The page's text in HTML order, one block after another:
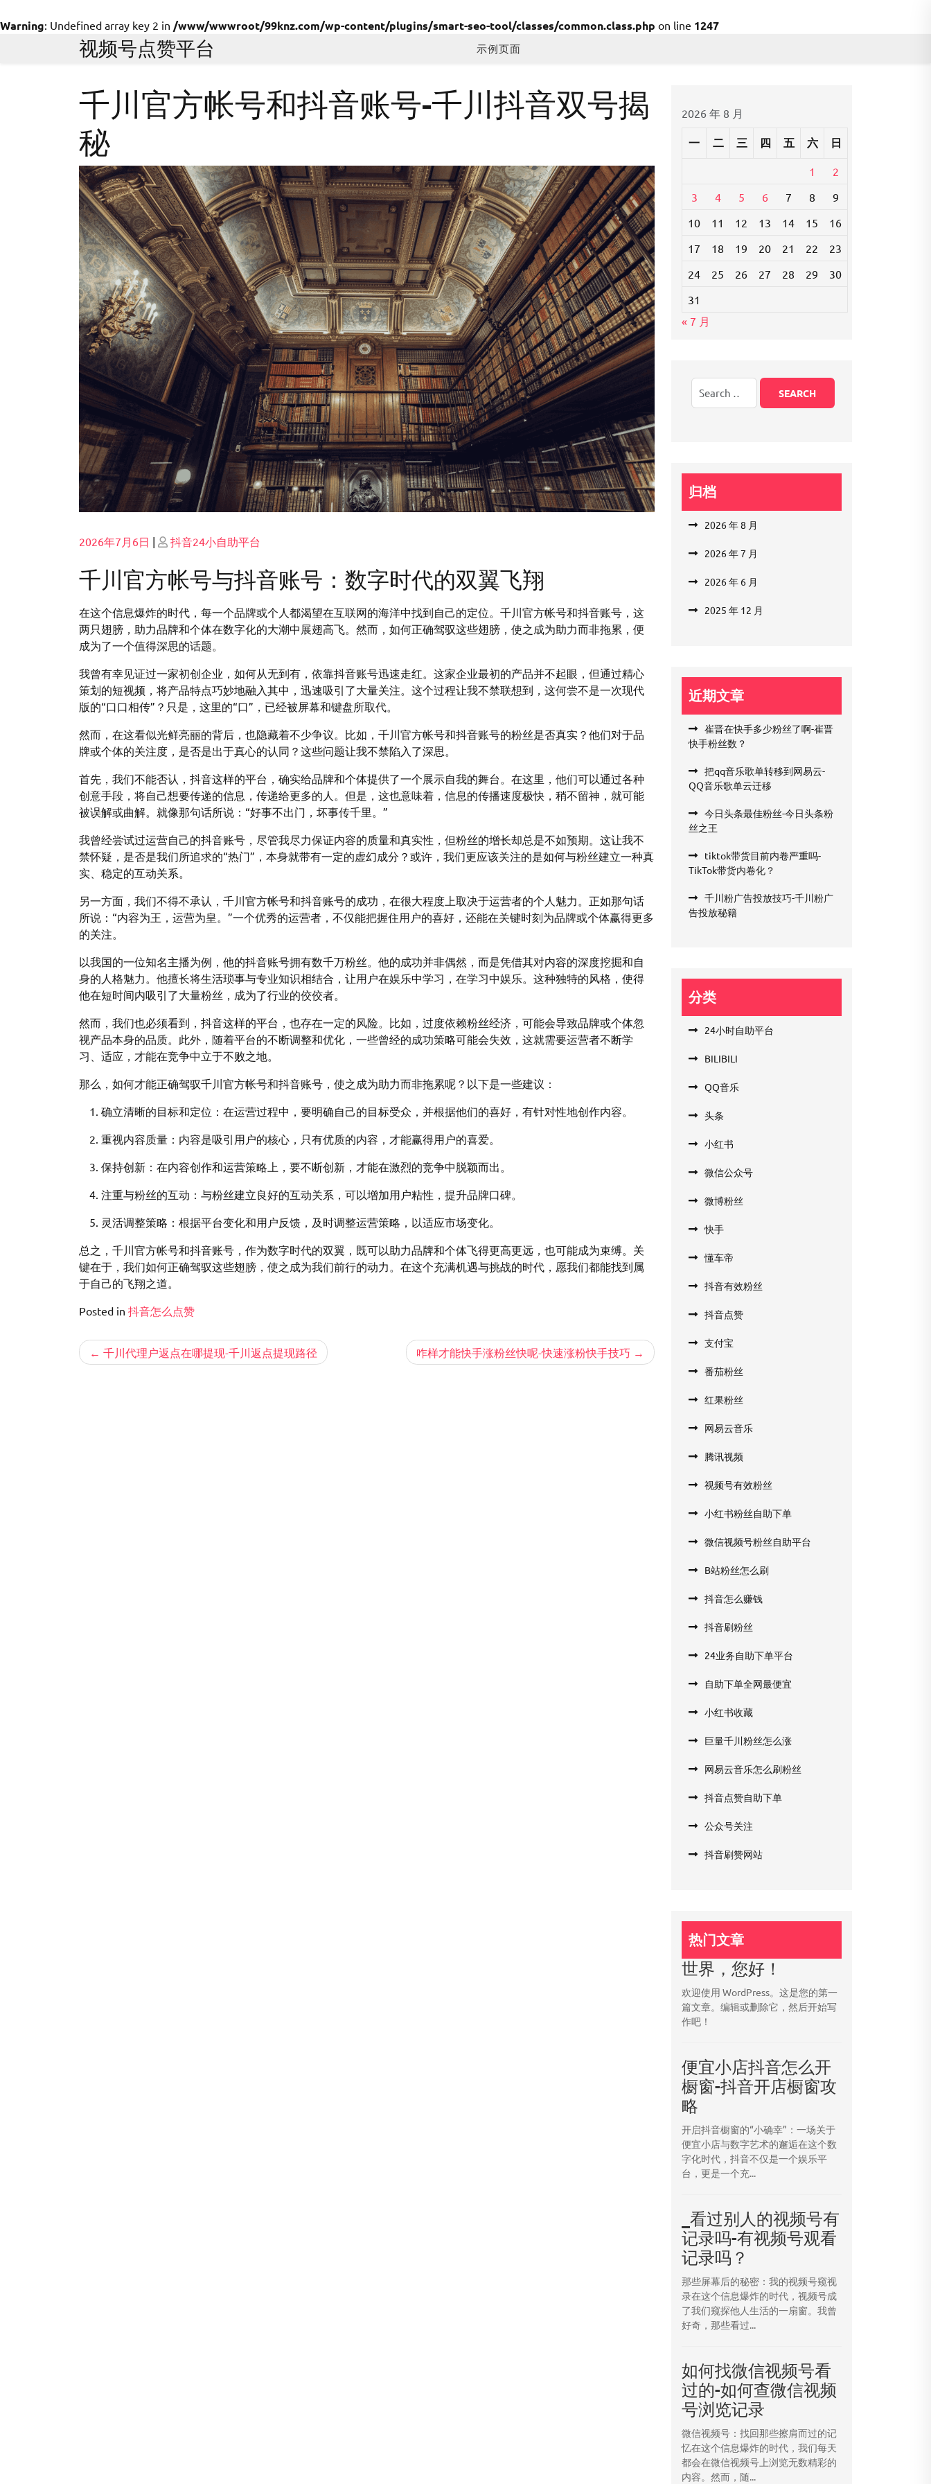
Warning: Undefined array key 2 in /www/wwwroot/99knz.com/wp-content/plugins/smart-seo-tool/classes/common.class.php on line 1247
视频号点赞平台 示例页面
千川官方帐号和抖音账号-千川抖音双号揭
秘
Posted
2026年7月6日 | Posted
抖音24小自助平台
千川官方帐号与抖音账号：数字时代的双翼飞翔
在这个信息爆炸的时代，每一个品牌或个人都渴望在互联网的海洋中找到自己的定位。千川官方帐号和抖音账号，这
两只翅膀，助力品牌和个体在数字化的大潮中展翅高飞。然而，如何正确驾驭这些翅膀，使之成为助力而非拖累，便
成为了一个值得深思的话题。
我曾有幸见证过一家初创企业，如何从无到有，依靠抖音账号迅速走红。这家企业最初的产品并不起眼，但通过精心
策划的短视频，将产品特点巧妙地融入其中，迅速吸引了大量关注。这个过程让我不禁联想到，这何尝不是一次现代
版的“口口相传”？只是，这里的“口”，已经被屏幕和键盘所取代。
然而，在这看似光鲜亮丽的背后，也隐藏着不少争议。比如，千川官方帐号和抖音账号的粉丝是否真实？他们对于品
牌或个体的关注度，是否是出于真心的认同？这些问题让我不禁陷入了深思。
首先，我们不能否认，抖音这样的平台，确实给品牌和个体提供了一个展示自我的舞台。在这里，他们可以通过各种
创意手段，将自己想要传递的信息，传递给更多的人。但是，这也意味着，信息的传播速度极快，稍不留神，就可能
被误解或曲解。就像那句话所说：“好事不出门，坏事传千里。”
我曾经尝试过运营自己的抖音账号，尽管我尽力保证内容的质量和真实性，但粉丝的增长却总是不如预期。这让我不
禁怀疑，是否是我们所追求的“热门”，本身就带有一定的虚幻成分？或许，我们更应该关注的是如何与粉丝建立一种真
实、稳定的互动关系。
另一方面，我们不得不承认，千川官方帐号和抖音账号的成功，在很大程度上取决于运营者的个人魅力。正如那句话
所说：“内容为王，运营为皇。”一个优秀的运营者，不仅能把握住用户的喜好，还能在关键时刻为品牌或个体赢得更多
的关注。
以我国的一位知名主播为例，他的抖音账号拥有数千万粉丝。他的成功并非偶然，而是凭借其对内容的深度挖掘和自
身的人格魅力。他擅长将生活琐事与专业知识相结合，让用户在娱乐中学习，在学习中娱乐。这种独特的风格，使得
他在短时间内吸引了大量粉丝，成为了行业的佼佼者。
然而，我们也必须看到，抖音这样的平台，也存在一定的风险。比如，过度依赖粉丝经济，可能会导致品牌或个体忽
视产品本身的品质。此外，随着平台的不断调整和优化，一些曾经的成功策略可能会失效，这就需要运营者不断学
习、适应，才能在竞争中立于不败之地。
那么，如何才能正确驾驭千川官方帐号和抖音账号，使之成为助力而非拖累呢？以下是一些建议：
确立清晰的目标和定位：在运营过程中，要明确自己的目标受众，并根据他们的喜好，有针对性地创作内容。
重视内容质量：内容是吸引用户的核心，只有优质的内容，才能赢得用户的喜爱。
保持创新：在内容创作和运营策略上，要不断创新，才能在激烈的竞争中脱颖而出。
注重与粉丝的互动：与粉丝建立良好的互动关系，可以增加用户粘性，提升品牌口碑。
灵活调整策略：根据平台变化和用户反馈，及时调整运营策略，以适应市场变化。
总之，千川官方帐号和抖音账号，作为数字时代的双翼，既可以助力品牌和个体飞得更高更远，也可能成为束缚。关
键在于，我们如何正确驾驭这些翅膀，使之成为我们前行的动力。在这个充满机遇与挑战的时代，愿我们都能找到属
于自己的飞翔之道。
Posted in 抖音怎么点赞
文 千川代理户返点在哪提现-千川返点提现路径 咋样才能快手涨粉丝快呢-快速涨粉快手技巧
2026 年 8 月
一 二 三 四 五 六 日
1
2
3
4 5 6 7 8
9
10
11 12 13 14 15
16
17
18 19 20 21 22
23
24
25 26 27 28 29
30
31
« 7 月
归档
2026 年 8 月
2026 年 7 月
2026 年 6 月
2025 年 12 月
近期文章
崔晋在快手多少粉丝了啊-崔晋
快手粉丝数？
把qq音乐歌单转移到网易云-
QQ音乐歌单云迁移
今日头条最佳粉丝-今日头条粉
丝之王
tiktok带货目前内卷严重吗-
TikTok带货内卷化？
千川粉广告投放技巧-千川粉广
告投放秘籍
分类
24小时自助平台
BILIBILI
QQ音乐
头条
小红书
微信公众号
微博粉丝
快手
懂车帝
抖音有效粉丝
抖音点赞
支付宝
番茄粉丝
红果粉丝
网易云音乐
腾讯视频
视频号有效粉丝
小红书粉丝自助下单
微信视频号粉丝自助平台
B站粉丝怎么刷
抖音怎么赚钱
抖音刷粉丝
24业务自助下单平台
自助下单全网最便宜
小红书收藏
巨量千川粉丝怎么涨
网易云音乐怎么刷粉丝
抖音点赞自助下单
公众号关注
抖音刷赞网站
热门文章
世界，您好！
欢迎使用 WordPress。这是您的第一
篇文章。编辑或删除它，然后开始写
作吧！
便宜小店抖音怎么开
橱窗-抖音开店橱窗攻
略
开启抖音橱窗的“小确幸”：一场关于
便宜小店与数字艺术的邂逅在这个数
字化时代，抖音不仅是一个娱乐平
台，更是一个充...
_看过别人的视频号有
记录吗-有视频号观看
记录吗？
那些屏幕后的秘密：我的视频号窥视
录在这个信息爆炸的时代，视频号成
了我们窥探他人生活的一扇窗。我曾
好奇，那些看过...
如何找微信视频号看
过的-如何查微信视频
号浏览记录
微信视频号：找回那些擦肩而过的记
忆在这个信息爆炸的时代，我们每天
都会在微信视频号上浏览无数精彩的
内容。然而，随...